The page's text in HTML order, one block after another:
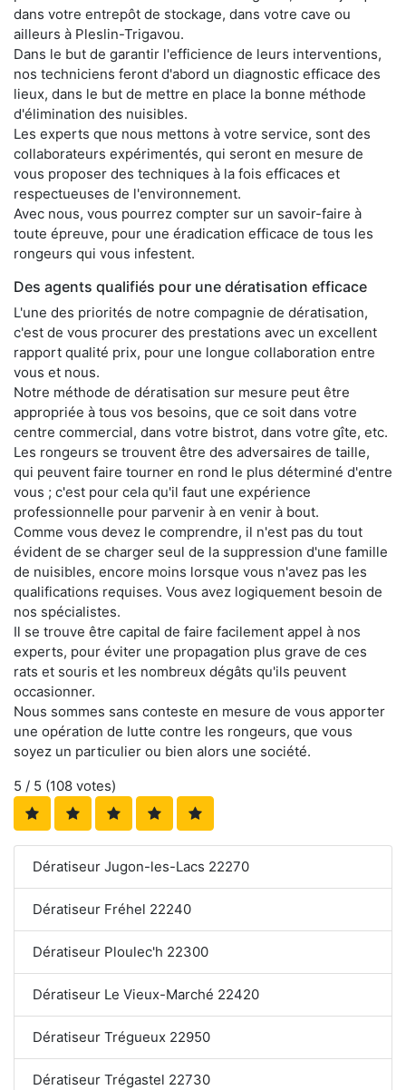
dans votre entrepôt de stockage, dans votre cave ou
ailleurs à Pleslin-Trigavou.
Dans le but de garantir l'efficience de leurs interventions,
nos techniciens feront d'abord un diagnostic efficace des
lieux, dans le but de mettre en place la bonne méthode
d'élimination des nuisibles.
Les experts que nous mettons à votre service, sont des
collaborateurs expérimentés, qui seront en mesure de
vous proposer des techniques à la fois efficaces et
respectueuses de l'environnement.
Avec nous, vous pourrez compter sur un savoir-faire à
toute épreuve, pour une éradication efficace de tous les
rongeurs qui vous infestent.
Des agents qualifiés pour une dératisation efficace
L'une des priorités de notre compagnie de dératisation,
c'est de vous procurer des prestations avec un excellent
rapport qualité prix, pour une longue collaboration entre
vous et nous.
Notre méthode de dératisation sur mesure peut être
appropriée à tous vos besoins, que ce soit dans votre
centre commercial, dans votre bistrot, dans votre gîte, etc.
Les rongeurs se trouvent être des adversaires de taille,
qui peuvent faire tourner en rond le plus déterminé d'entre
vous ; c'est pour cela qu'il faut une expérience
professionnelle pour parvenir à en venir à bout.
Comme vous devez le comprendre, il n'est pas du tout
évident de se charger seul de la suppression d'une famille
de nuisibles, encore moins lorsque vous n'avez pas les
qualifications requises. Vous avez logiquement besoin de
nos spécialistes.
Il se trouve être capital de faire facilement appel à nos
experts, pour éviter une propagation plus grave de ces
rats et souris et les nombreux dégâts qu'ils peuvent
occasionner.
Nous sommes sans conteste en mesure de vous apporter
une opération de lutte contre les rongeurs, que vous
soyez un particulier ou bien alors une société.
5 / 5 (108 votes)
Dératiseur Jugon-les-Lacs 22270
Dératiseur Fréhel 22240
Dératiseur Ploulec'h 22300
Dératiseur Le Vieux-Marché 22420
Dératiseur Trégueux 22950
Dératiseur Trégastel 22730